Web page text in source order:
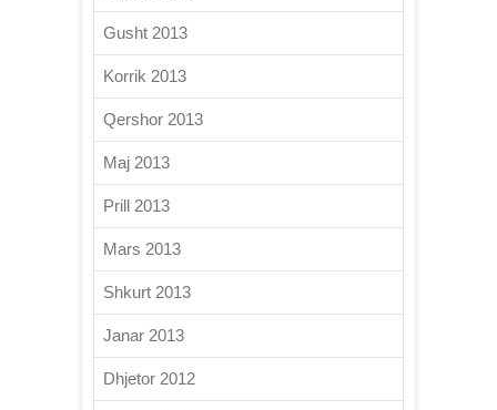
Gusht 2013
Korrik 2013
Qershor 2013
Maj 2013
Prill 2013
Mars 2013
Shkurt 2013
Janar 2013
Dhjetor 2012